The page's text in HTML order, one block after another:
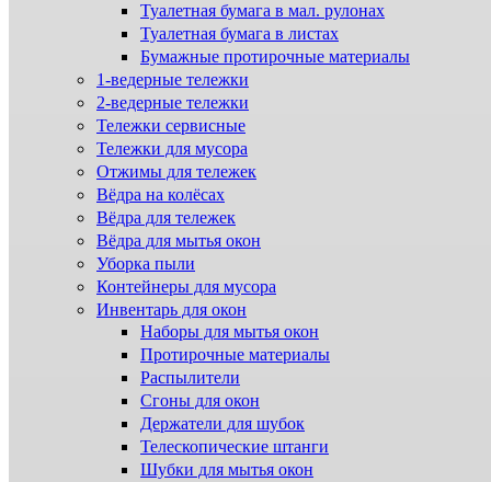
Туалетная бумага в мал. рулонах
Туалетная бумага в листах
Бумажные протирочные материалы
1-ведерные тележки
2-ведерные тележки
Тележки сервисные
Тележки для мусора
Отжимы для тележек
Вёдра на колёсах
Вёдра для тележек
Вёдра для мытья окон
Уборка пыли
Контейнеры для мусора
Инвентарь для окон
Наборы для мытья окон
Протирочные материалы
Распылители
Сгоны для окон
Держатели для шубок
Телескопические штанги
Шубки для мытья окон